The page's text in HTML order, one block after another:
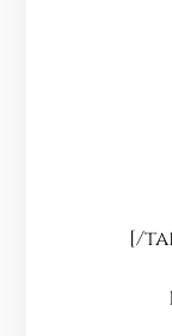
[/